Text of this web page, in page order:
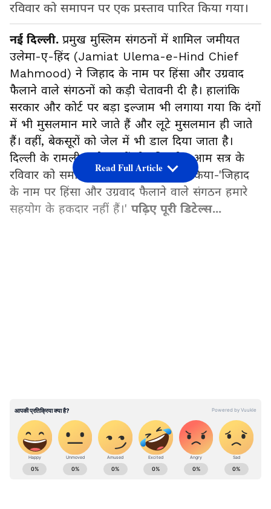
रविवार को समापन पर एक प्रस्ताव पारित किया गया।
नई दिल्ली. प्रमुख मुस्लिम संगठनों में शामिल जमीयत
उलेमा-ए-हिंद (Jamiat Ulema-e-Hind Chief
Mahmood) ने जिहाद के नाम पर हिंसा और उग्रवाद
फैलाने वाले संगठनों को कड़ी चेतावनी दी है। हालांकि
सरकार और कोर्ट पर बड़ा इल्जाम भी लगाया गया कि दंगों
में भी मुसलमान मारे जाते हैं और लूटे मुसलमान ही जाते
हैं। वहीं, बेकसूरों को जेल में भी डाल दिया जाता है।
दिल्ली के रामलीला मैदान में तीन दिवसीय आम सत्र के
रविवार को समापन पर एक प्रस्ताव पारित किया-'जिहाद
के नाम पर हिंसा और उग्रवाद फैलाने वाले संगठन हमारे
सहयोग के हकदार नहीं हैं।' पढ़िए पूरी डिटेल्स...
Read Full Article
ABOUT THE AUTHOR